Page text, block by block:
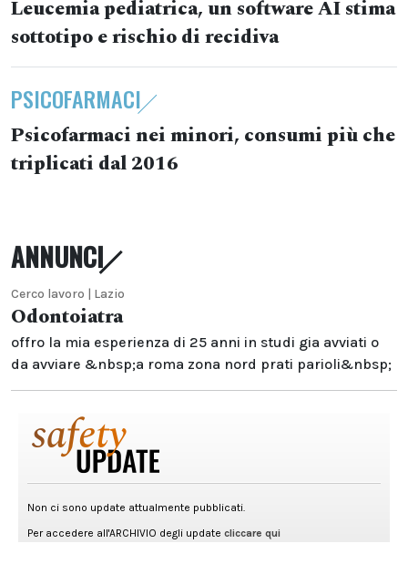
Leucemia pediatrica, un software AI stima
sottotipo e rischio di recidiva
PSICOFARMACI
Psicofarmaci nei minori, consumi più che
triplicati dal 2016
ANNUNCI
Cerco lavoro | Lazio
Odontoiatra
offro la mia esperienza di 25 anni in studi gia avviati o
da avviare &nbsp;a roma zona nord prati parioli&nbsp;